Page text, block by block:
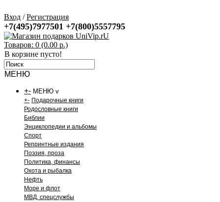
Вход /Регистрация
+7(495)7977501 +7(800)5557795
Товаров: 0 (0.00 р.)
В корзине пусто!
МЕНЮ
+- МЕНЮ v
+- Подарочные книги
Родословные книги
Библии
Энциклопедии и альбомы
Спорт
Репринтные издания
Поэзия, проза
Политика, финансы
Охота и рыбалка
Нефть
Море и флот
МВД, спецслужбы